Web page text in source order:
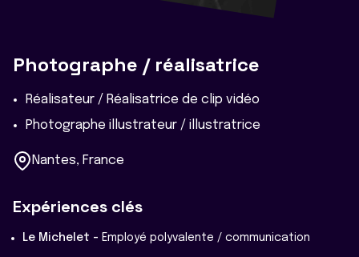
Photographe / réalisatrice
Réalisateur / Réalisatrice de clip vidéo
Photographe illustrateur / illustratrice
Nantes, France
Expériences clés
Le Michelet - Employé polyvalente / communication